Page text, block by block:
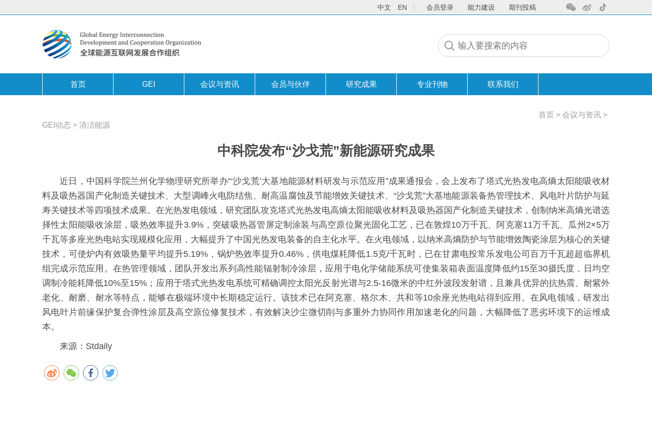
中文 EN 会员登录 能力建设 期刊投稿
首页 GEI 会议与资讯 会员与伙伴 研究成果 专业刊物 联系我们
首页 > 会议与资讯 >
GEI动态 > 清洁能源
中科院发布“沙戈荒”新能源研究成果
近日，中国科学院兰州化学物理研究所举办“‘沙戈荒’大基地能源材料研发与示范应用”成果通报会，会上发布了塔式光热发电高熵太阳能吸收材
料及吸热器国产化制造关键技术、大型调峰火电防结焦、耐高温腐蚀及节能增效关键技术、“沙戈荒”大基地能源装备热管理技术、风电叶片防护与延
寿关键技术等四项技术成果。在光热发电领域，研究团队攻克塔式光热发电高熵太阳能吸收材料及吸热器国产化制造关键技术，创制纳米高熵光谱选
择性太阳能吸收涂层，吸热效率提升3.9%，突破吸热器管屏定制涂装与高空原位聚光固化工艺，已在敦煌10万千瓦、阿克塞11万千瓦、瓜州2×5万
千瓦等多座光热电站实现规模化应用，大幅提升了中国光热发电装备的自主化水平。在火电领域，以纳米高熵防护与节能增效陶瓷涂层为核心的关键
技术，可使炉内有效吸热量平均提升5.19%，锅炉热效率提升0.46%，供电煤耗降低1.5克/千瓦时，已在甘肃电投常乐发电公司百万千瓦超超临界机
组完成示范应用。在热管理领域，团队开发出系列高性能辐射制冷涂层，应用于电化学储能系统可使集装箱表面温度降低约15至30摄氏度，日均空
调制冷能耗降低10%至15%；应用于塔式光热发电系统可精确调控太阳光反射光谱与2.5-16微米的中红外波段发射谱，且兼具优异的抗热震、耐紫外
老化、耐磨、耐水等特点，能够在极端环境中长期稳定运行。该技术已在阿克塞、格尔木、共和等10余座光热电站得到应用。在风电领域，研发出
风电叶片前缘保护复合弹性涂层及高空原位修复技术，有效解决沙尘微切削与多重外力协同作用加速老化的问题，大幅降低了恶劣环境下的运维成
本。
来源：Stdaily